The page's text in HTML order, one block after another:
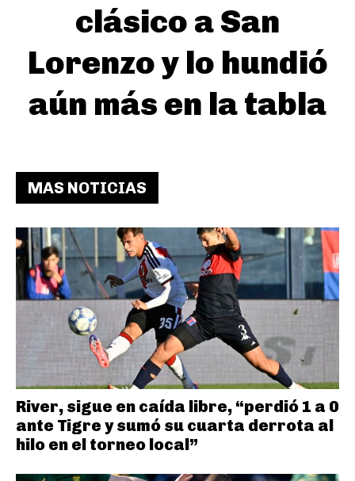
clásico a San
Lorenzo y lo hundió
aún más en la tabla
MAS NOTICIAS
River, sigue en caída libre, “perdió 1 a 0
ante Tigre y sumó su cuarta derrota al
hilo en el torneo local”